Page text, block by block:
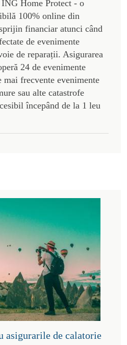
Home Protect - o
100% online din
financiar atunci când
de evenimente
de reparații. Asigurarea
24 de evenimente
mai frecvente evenimente
sau alte catastrofe
începând de la 1 leu
asigurarile de calatorie